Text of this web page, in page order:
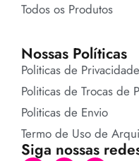
Todos os Produtos
Nossas Políticas
Politicas de Privacidade
Politicas de Trocas de
Politicas de Envio
Termo de Uso de
Siga nossas